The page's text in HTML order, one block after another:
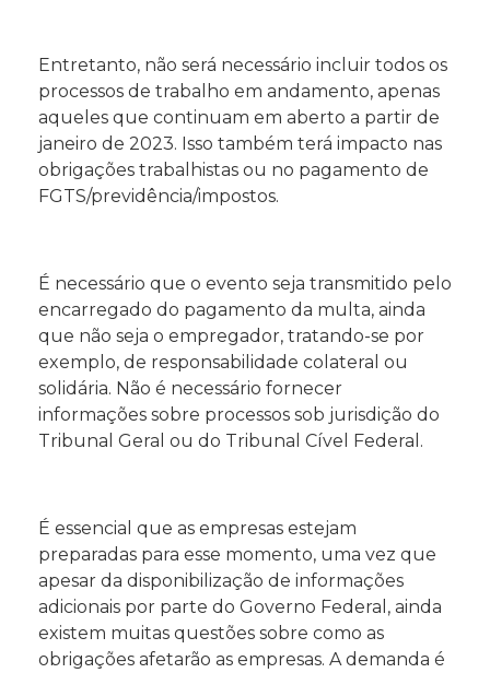
Entretanto, não será necessário incluir todos os
processos de trabalho em andamento, apenas
aqueles que continuam em aberto a partir de
janeiro de 2023. Isso também terá impacto nas
obrigações trabalhistas ou no pagamento de
FGTS/previdência/impostos.
É necessário que o evento seja transmitido pelo
encarregado do pagamento da multa, ainda
que não seja o empregador, tratando-se por
exemplo, de responsabilidade colateral ou
solidária. Não é necessário fornecer
informações sobre processos sob jurisdição do
Tribunal Geral ou do Tribunal Cível Federal.
É essencial que as empresas estejam
preparadas para esse momento, uma vez que
apesar da disponibilização de informações
adicionais por parte do Governo Federal, ainda
existem muitas questões sobre como as
obrigações afetarão as empresas. A demanda é